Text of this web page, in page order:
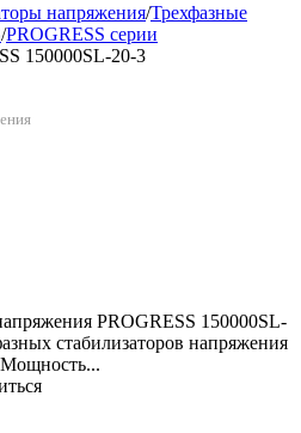
напряжения/Трехфазные
/PROGRESS серии
150000SL-20-3
PROGRESS 150000SL-
стабилизаторов напряжения